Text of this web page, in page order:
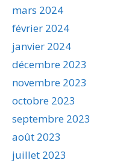
mars 2024
février 2024
janvier 2024
décembre 2023
novembre 2023
octobre 2023
septembre 2023
août 2023
juillet 2023